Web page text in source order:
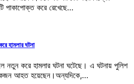
পাকাপোক্ত করে রেখেছে…
হামলার ঘটনা
নতুন করে হামলার ঘটনা ঘটেছে। এ ঘটনায় পুলিশ
আহত হয়েছেন।অন্যদিকে,…